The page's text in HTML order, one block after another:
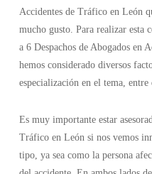
Accidentes de Tráfico en León
mucho gusto. Para realizar esta
a 6 Despachos de Abogados en
hemos considerado diversos
especialización en el tema,
Es muy importante estar
Tráfico en León si nos vemos
tipo, ya sea como la persona